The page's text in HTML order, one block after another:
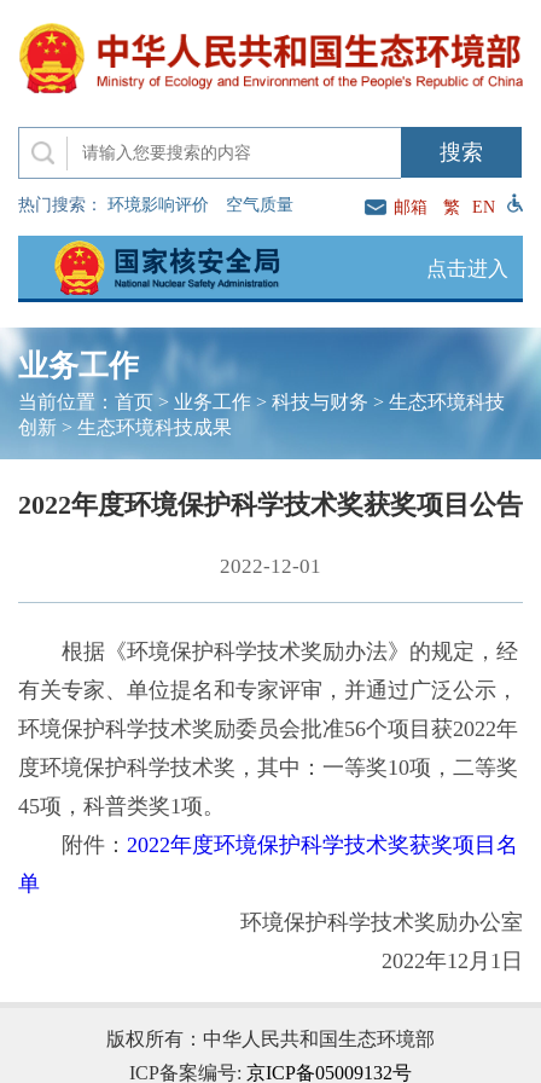
热门搜索： 环境影响评价 空气质量 邮箱 繁 EN
点击进入
业务工作
当前位置： 首页> 业务工作> 科技与财务 > 生态环境科技
创新> 生态环境科技成果
2022年度环境保护科学技术奖获奖项目公告
2022-12-01
根据《环境保护科学技术奖励办法》的规定，经
有关专家、单位提名和专家评审，并通过广泛公示，
环境保护科学技术奖励委员会批准56个项目获2022年
度环境保护科学技术奖，其中：一等奖10项，二等奖
45项，科普类奖1项。
附件： 2022年度环境保护科学技术奖获奖项目名
单
环境保护科学技术奖励办公室
2022年12月1日
版权所有：中华人民共和国生态环境部
ICP备案编号: 京ICP备05009132号